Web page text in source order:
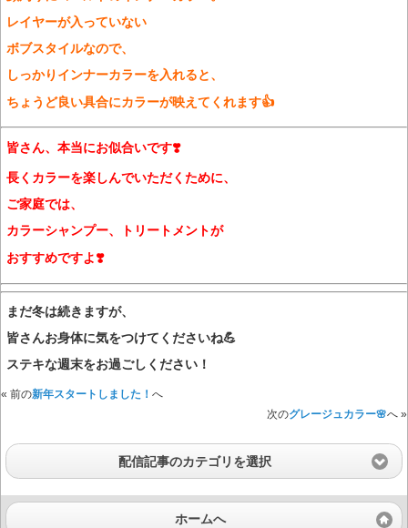
レイヤーが入っていない
ボブスタイルなので、
しっかりインナーカラーを入れると、
ちょうど良い具合にカラーが映えてくれます👍
皆さん、本当にお似合いです❣️
長くカラーを楽しんでいただくために、
ご家庭では、
カラーシャンプー、トリートメントが
おすすめですよ❣️
まだ冬は続きますが、
皆さんお身体に気をつけてくださいね💪
ステキな週末をお過ごしください！
« 前の新年スタートしました！ へ
次のグレージュカラー🌸へ »
配信記事のカテゴリを選択
ホームへ